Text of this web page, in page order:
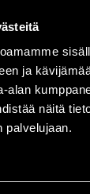
ja
alan
näitä
palvelujaan.
powered